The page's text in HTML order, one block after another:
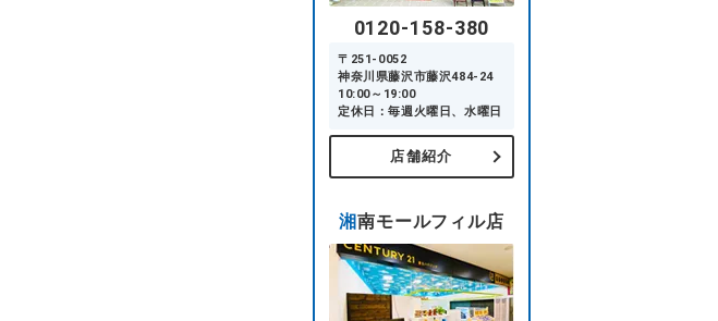
0120-158-380
〒251-0052
神奈川県藤沢市藤沢484-24
10:00～19:00
定休日：毎週火曜日、水曜日
店舗紹介
湘南モールフィル店